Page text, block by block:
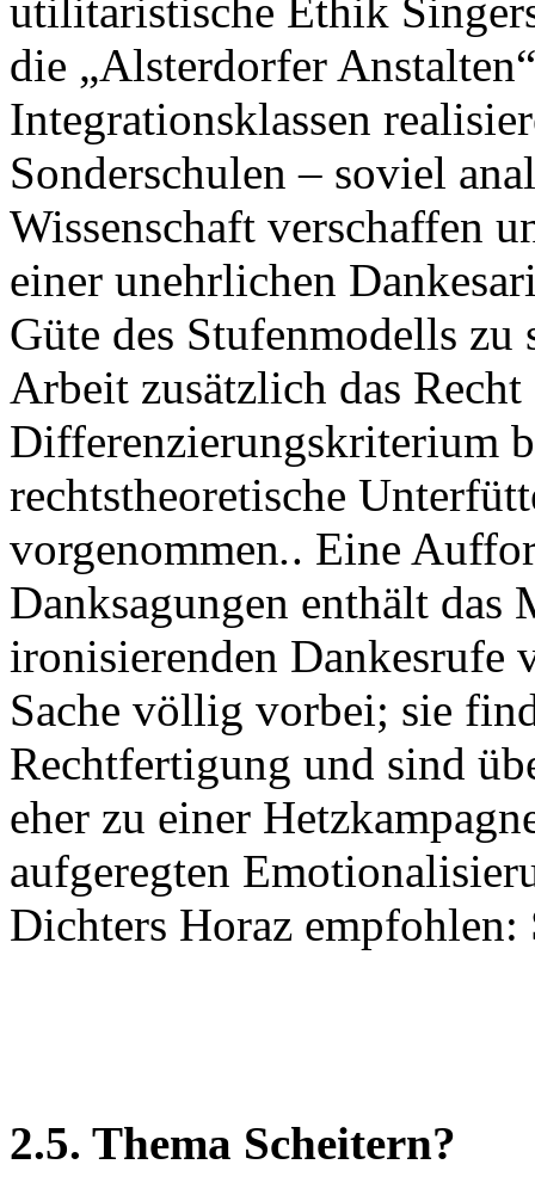
utilitaristische Ethik
die „Alsterdorfer
Integrationsklassen
Sonderschulen – soviel
Wissenschaft verschaffen
einer unehrlichen
Güte des Stufenmodells
Arbeit zusätzlich das Recht
Differenzierungskriterium
rechtstheoretische
vorgenommen.. Eine
Danksagungen enthält
ironisierenden Dankesrufe
Sache völlig vorbei; sie
Rechtfertigung und sind
eher zu einer
aufgeregten
Dichters Horaz empfohlen:
2.5. Thema Scheitern?